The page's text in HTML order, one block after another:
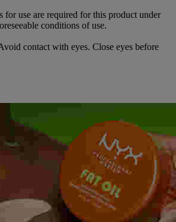
for use are required for this product under
conditions of use.
contact with eyes. Close eyes before